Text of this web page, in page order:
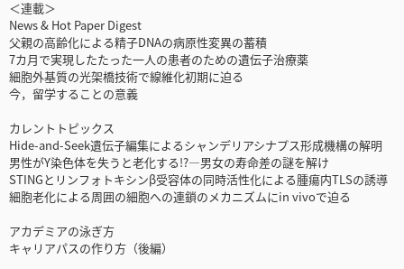
＜連載＞
News & Hot Paper Digest
父親の高齢化による精子DNAの病原性変異の蓄積
7カ月で実現したたった一人の患者のための遺伝子治療薬
細胞外基質の光架橋技術で線維化初期に迫る
今，留学することの意義
カレントトピックス
Hide-and-Seek遺伝子編集によるシャンデリアシナプス形成機構の解明
男性がY染色体を失うと老化する!?―男女の寿命差の謎を解け
STINGとリンフォトキシンβ受容体の同時活性化による腫瘍内TLSの誘導
細胞老化による周囲の細胞への連鎖のメカニズムにin vivoで迫る
アカデミアの泳ぎ方
キャリアパスの作り方（後編）